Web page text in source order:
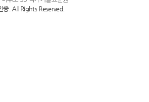
. All Rights Reserved.